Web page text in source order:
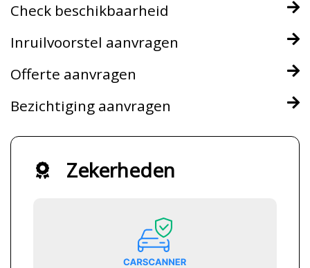
Check beschikbaarheid
Inruilvoorstel aanvragen
Offerte aanvragen
Bezichtiging aanvragen
Zekerheden